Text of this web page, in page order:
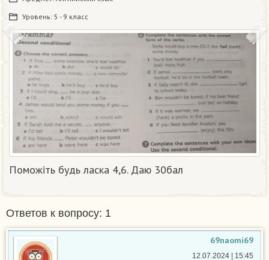
Уровень: 5 - 9 класс
Поможіть будь ласка 4,6. Даю 30бал​
Ответов к вопросу: 1
69naomi69
12.07.2024 | 15:45